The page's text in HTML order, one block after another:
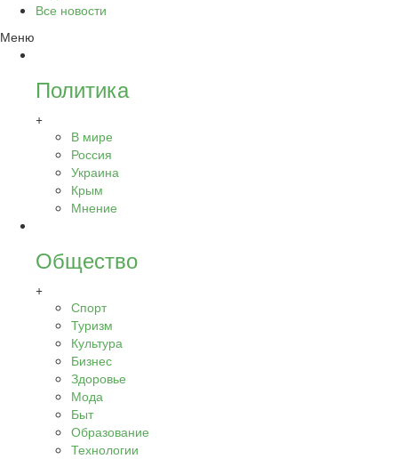
Все новости
Меню
Политика
+
В мире
Россия
Украина
Крым
Мнение
Общество
+
Спорт
Туризм
Культура
Бизнес
Здоровье
Мода
Быт
Образование
Технологии